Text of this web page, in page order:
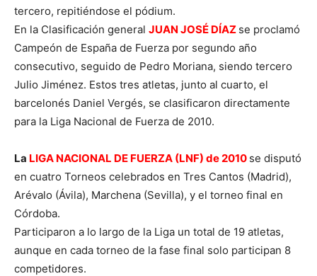
tercero, repitiéndose el pódium.
En la Clasificación general JUAN JOSÉ DÍAZ se proclamó
Campeón de España de Fuerza por segundo año
consecutivo, seguido de Pedro Moriana, siendo tercero
Julio Jiménez. Estos tres atletas, junto al cuarto, el
barcelonés Daniel Vergés, se clasificaron directamente
para la Liga Nacional de Fuerza de 2010.
La LIGA NACIONAL DE FUERZA (LNF) de 2010 se disputó
en cuatro Torneos celebrados en Tres Cantos (Madrid),
Arévalo (Ávila), Marchena (Sevilla), y el torneo final en
Córdoba.
Participaron a lo largo de la Liga un total de 19 atletas,
aunque en cada torneo de la fase final solo participan 8
competidores.